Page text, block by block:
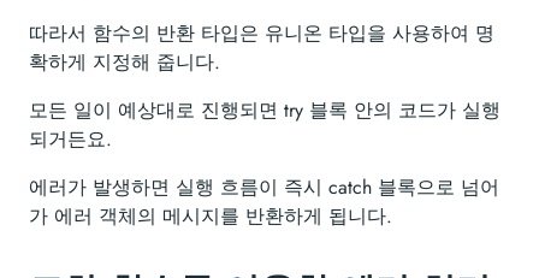
따라서 함수의 반환 타입은 유니온 타입을 사용하여 명
확하게 지정해 줍니다.
모든 일이 예상대로 진행되면 try 블록 안의 코드가 실행
되거든요.
에러가 발생하면 실행 흐름이 즉시 catch 블록으로 넘어
가 에러 객체의 메시지를 반환하게 됩니다.